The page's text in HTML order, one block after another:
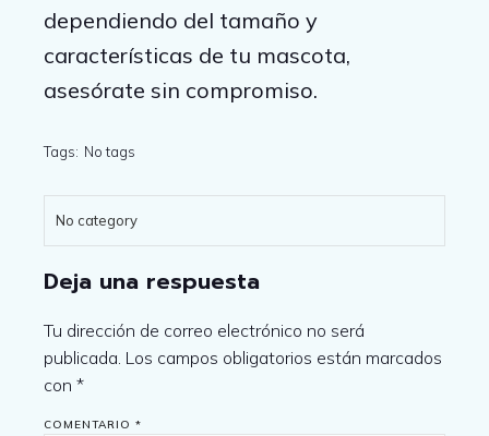
dependiendo del tamaño y
características de tu mascota,
asesórate sin compromiso.
Tags: No tags
No category
Deja una respuesta
Tu dirección de correo electrónico no será
publicada. Los campos obligatorios están marcados
con *
COMENTARIO *